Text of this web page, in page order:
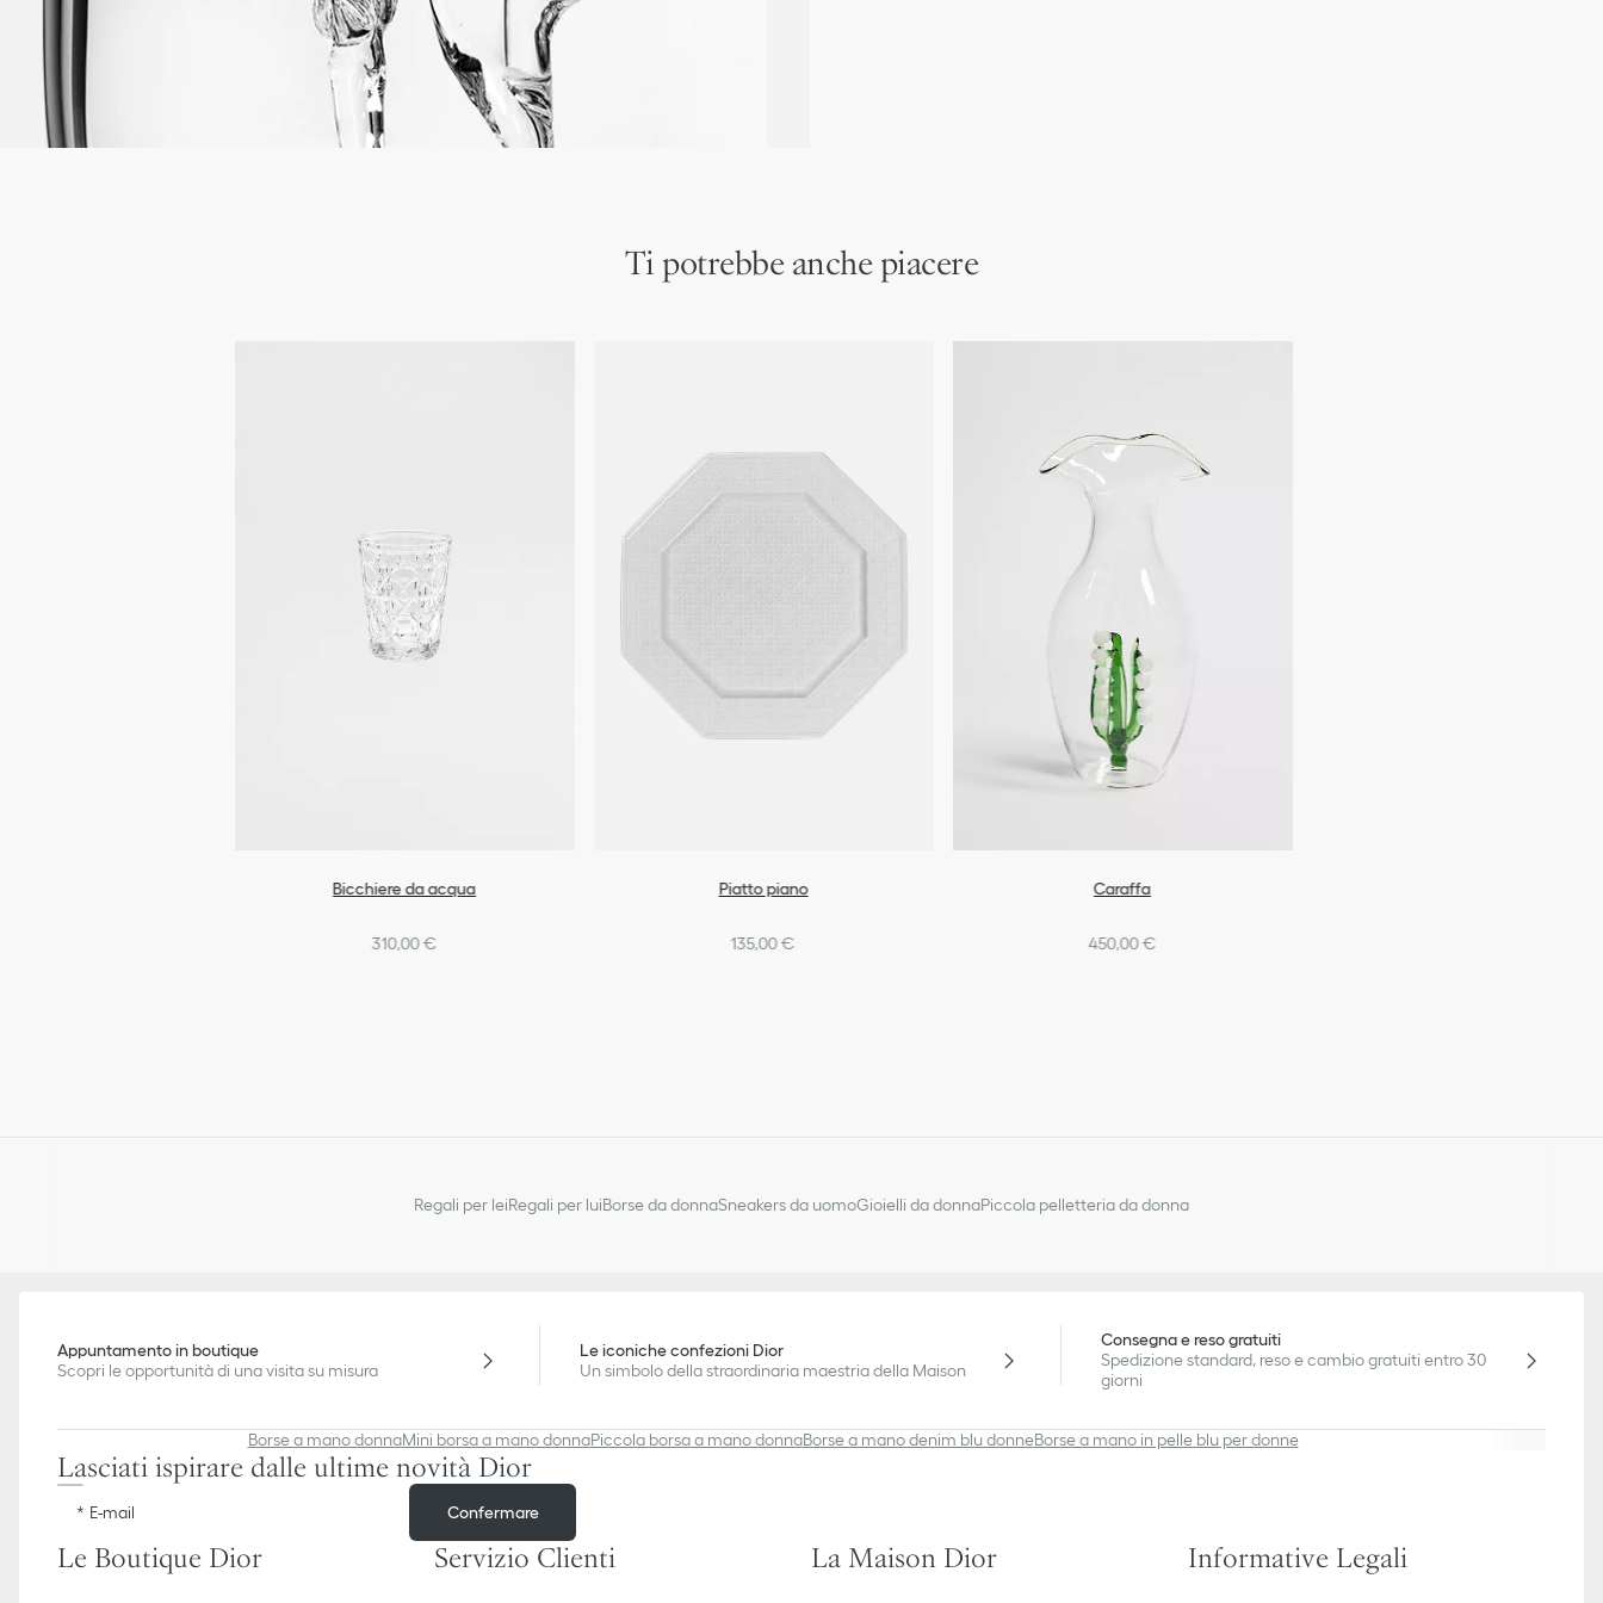
Ti potrebbe anche piacere
Bicchiere da acqua
310,00 €
Piatto piano
135,00 €
Caraffa
450,00 €
Regali per leiRegali per luiBorse da donnaSneakers da uomoGioielli da donnaPiccola pelletteria da donna
Appuntamento in boutique
Scopri le opportunità di una visita su misura
Le iconiche confezioni Dior
Un simbolo della straordinaria maestria della Maison
Consegna e reso gratuiti
Spedizione standard, reso e cambio gratuiti entro 30
giorni
Borse a mano donnaMini borsa a mano donnaPiccola borsa a mano donnaBorse a mano denim blu donneBorse a mano in pelle blu per donne
Lasciati ispirare dalle ultime novità Dior
E-mail Confermare
Le Boutique Dior Servizio Clienti La Maison Dior Informative Legali